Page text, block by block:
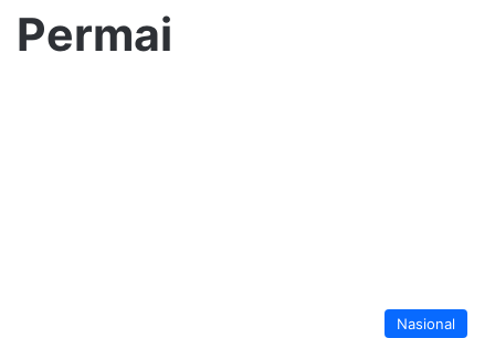
Permai
Nasional